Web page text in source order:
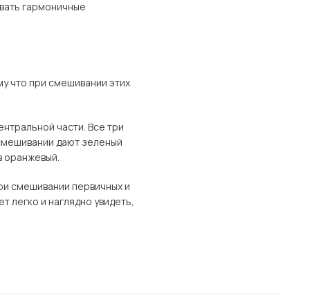
гармоничные
что при смешивании этих
части. Все три
дают зеленый
оранжевый.
смешивании первичных и
легко и наглядно увидеть,